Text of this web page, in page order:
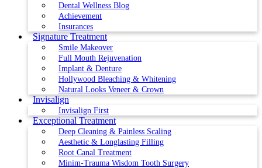
Dental Wellness Blog
Achievement
Insurances
Signature Treatment
Smile Makeover
Full Mouth Rejuvenation
Implant & Denture
Hollywood Bleaching & Whitening
Natural Looks Veneer & Crown
Invisalign
Invisalign First
Exceptional Treatment
Deep Cleaning & Painless Scaling
Aesthetic & Longlasting Filling
Root Canal Treatment
Minim-Trauma Wisdom Tooth Surgery